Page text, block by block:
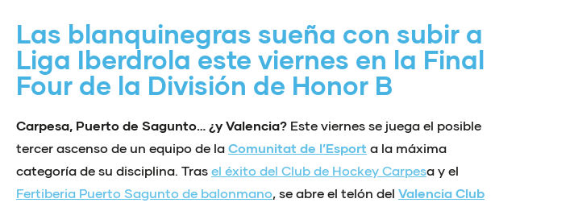
Las blanquinegras sueña con subir a
Liga Iberdrola este viernes en la Final
Four de la División de Honor B
Carpesa, Puerto de Sagunto… ¿y Valencia? Este viernes se juega el posible
tercer ascenso de un equipo de la Comunitat de l’Esport a la máxima
categoría de su disciplina. Tras el éxito del Club de Hockey Carpesa y el
Fertiberia Puerto Sagunto de balonmano, se abre el telón del Valencia Club